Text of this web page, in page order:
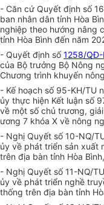
- Căn cứ Quyết định số
ban nhân dân tỉnh Hòa
nghiệp theo hướng nâng
tỉnh Hòa Bình đến năm
- Quyết định số1258/QĐ-
của Bộ trưởng Bộ Nông
Chương trình khuyến nông
- Kế hoạch số 95-KH/TU
ủy thực hiện Kết luận số
về một số chủ trương,
ương 7 khóa X về nông
- Nghị Quyết số 10-NQ/
ủy về phát triển sản xuất
trên địa bàn tỉnh Hòa Bình
- Nghị Quyết số 11-NQ/
ủy về phát triển nghề
thống trên địa bàn tỉnh